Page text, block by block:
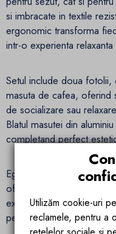
si imbracate in textile
ergonomic transforma
intr-o experienta relaxanta
Setul include doua
masuta de cafea, oferind
de socializare sau
Blatul masutei din
completand perfect
Ego Space imbina
oferind solutii premium
exterioare. Fiecare piesa
pentru a aduce un plus de
Utilizăm cookie-uri
reclamele, pentru a